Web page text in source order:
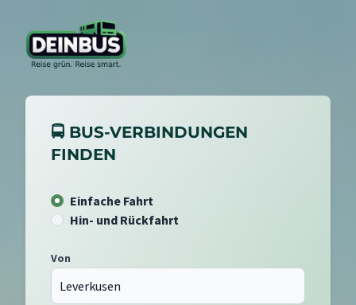
🚍 BUS-VERBINDUNGEN
FINDEN
Einfache Fahrt
Hin- und Rückfahrt
Von